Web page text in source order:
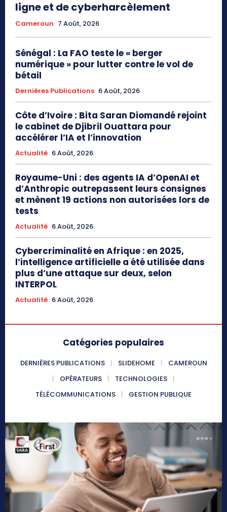
ligne et de cyberharcèlement
Cameroun 7 Août, 2026
Sénégal : La FAO teste le « berger
numérique » pour lutter contre le vol de
bétail
Dernières Publications 6 Août, 2026
Côte d’Ivoire : Bita Saran Diomandé rejoint
le cabinet de Djibril Ouattara pour
accélérer l’IA et l’innovation
Actualité 6 Août, 2026
Royaume-Uni : des agents IA d’OpenAI et
d’Anthropic outrepassent leurs consignes
et mènent 19 actions non autorisées lors de
tests
Actualité 6 Août, 2026
Cybercriminalité en Afrique : en 2025,
l’intelligence artificielle a été utilisée dans
plus d’une attaque sur deux, selon
INTERPOL
Actualité 6 Août, 2026
Catégories populaires
DERNIÈRES PUBLICATIONS SLIDEHOME
CAMEROUN
OPÉRATEURS
TECHNOLOGIES
TÉLÉCOMMUNICATIONS
GESTION PUBLIQUE